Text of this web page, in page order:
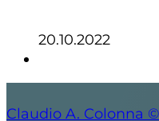
20.10.2022
Claudio A. Colonna